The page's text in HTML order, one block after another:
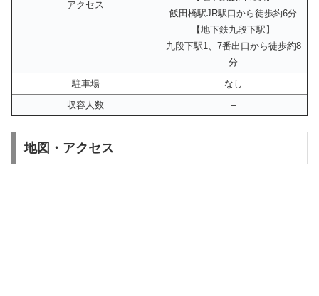
アクセス
飯田橋駅JR駅口から徒歩約6分
【地下鉄九段下駅】
九段下駅1、7番出口から徒歩約8
分
駐車場
なし
収容人数
–
地図・アクセス